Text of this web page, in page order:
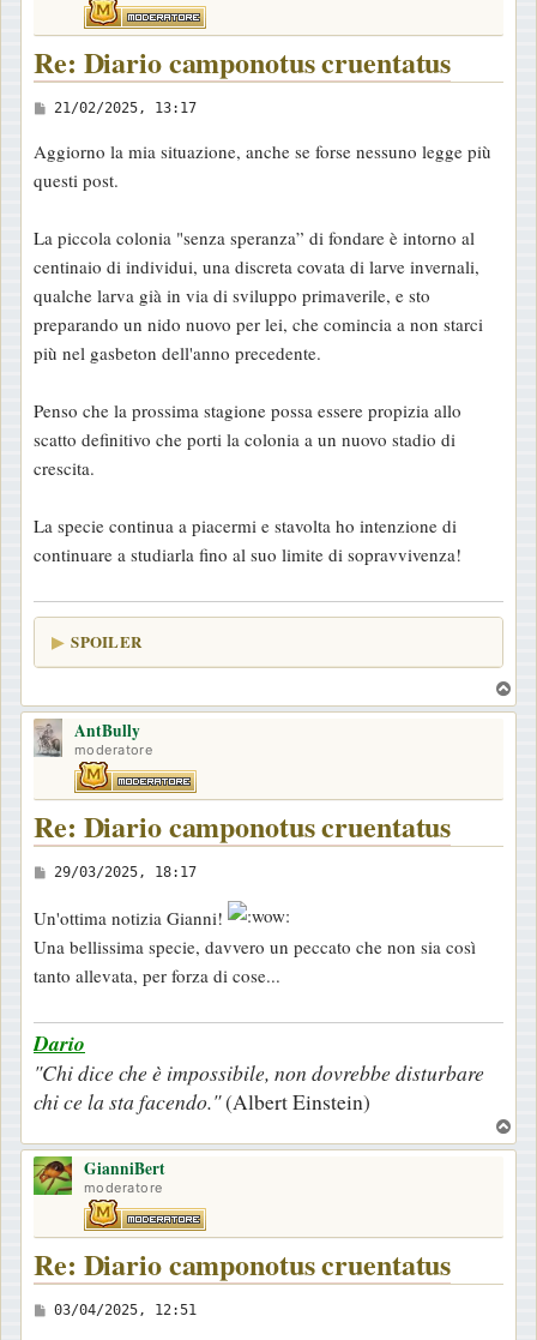
Re: Diario camponotus cruentatus
M
s
s
g
g
i
o
21/02/2025, 13:17
Aggiorno la mia situazione, anche se forse nessuno legge più
questi post.
La piccola colonia "senza speranza” di fondare è intorno al
centinaio di individui, una discreta covata di larve invernali,
qualche larva già in via di sviluppo primaverile, e sto
preparando un nido nuovo per lei, che comincia a non starci
più nel gasbeton dell'anno precedente.
Penso che la prossima stagione possa essere propizia allo
scatto definitivo che porti la colonia a un nuovo stadio di
crescita.
La specie continua a piacermi e stavolta ho intenzione di
continuare a studiarla fino al suo limite di sopravvivenza!
SPOILER
o
AntBully
moderatore
Re: Diario camponotus cruentatus
M
s
s
a
g
i
o
29/03/2025, 18:17
Un'ottima notizia Gianni!
Una bellissima specie, davvero un peccato che non sia così
tanto allevata, per forza di cose...
Dario
"Chi dice che è impossibile, non dovrebbe disturbare
chi ce la sta facendo."(Albert Einstein)
o
GianniBert
moderatore
Re: Diario camponotus cruentatus
M
03/04/2025, 12:51